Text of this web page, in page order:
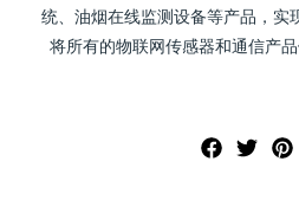
统、油烟在线监测设备等产品，实
将所有的物联网传感器和通信产